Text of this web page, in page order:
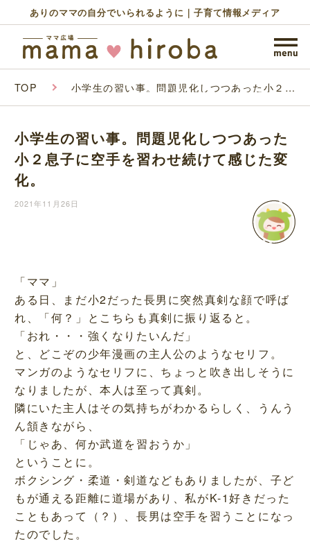
ありのママの自分でいられるように｜子育て情報メディア
TOP 小学生の習い事。問題児化しつつあった小２息
小学生の習い事。問題児化しつつあった
小２息子に空手を習わせ続けて感じた変
化。
2021年11月26日
「ママ」
ある日、まだ小2だった長男に突然真剣な顔で呼ば
れ、「何？」とこちらも真剣に振り返ると。
「おれ・・・強くなりたいんだ」
と、どこぞの少年漫画の主人公のようなセリフ。
マンガのようなセリフに、ちょっと吹き出しそうに
なりましたが、本人は至って真剣。
隣にいた主人はその気持ちがわかるらしく、うんう
ん頷きながら、
「じゃあ、何か武道を習おうか」
ということに。
ボクシング・柔道・剣道などもありましたが、子ど
もが通える距離に道場があり、私がK-1好きだった
こともあって（？）、長男は空手を習うことになっ
たのでした。